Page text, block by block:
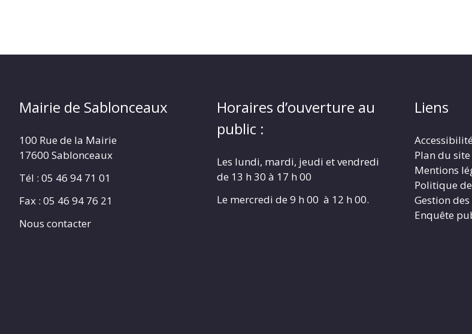
Mairie de Sablonceaux
100 Rue de la Mairie
17600 Sablonceaux
Tél : 05 46 94 71 01
Fax : 05 46 94 76 21
Nous contacter
Horaires d’ouverture au
public :
Les lundi, mardi, jeudi et vendredi
de 13 h 30 à 17 h 00
Le mercredi de 9 h 00 à 12 h 00.
Liens
Plan du site
Mentions
Politique
Gestion
Enquête